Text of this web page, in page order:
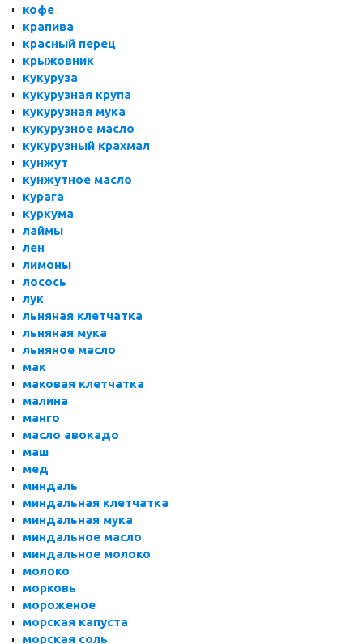
кофе
крапива
красный перец
крыжовник
кукуруза
кукурузная крупа
кукурузная мука
кукурузное масло
кукурузный крахмал
кунжут
кунжутное масло
курага
куркума
лаймы
лен
лимоны
лосось
лук
льняная клетчатка
льняная мука
льняное масло
мак
маковая клетчатка
малина
манго
масло авокадо
маш
мед
миндаль
миндальная клетчатка
миндальная мука
миндальное масло
миндальное молоко
молоко
морковь
мороженое
морская капуста
морская соль